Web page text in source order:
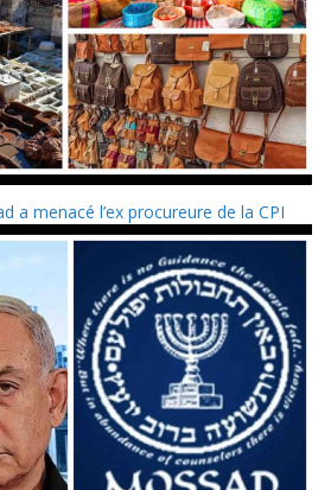
a menacé l’ex procureure de la CPI